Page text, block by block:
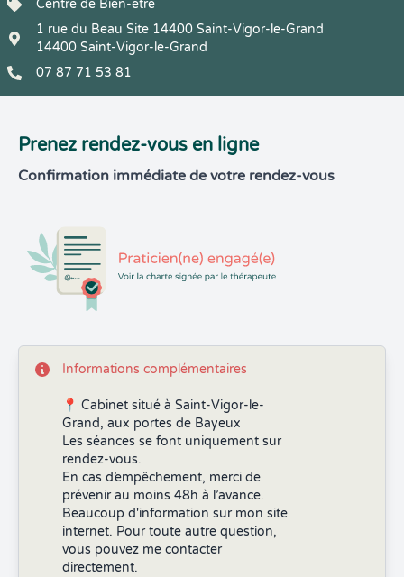
Centre de Bien-être
1 rue du Beau Site 14400 Saint-Vigor-le-Grand
14400 Saint-Vigor-le-Grand
07 87 71 53 81
Prenez rendez-vous en ligne
Confirmation immédiate de votre rendez-vous
Informations complémentaires
📍 Cabinet situé à Saint-Vigor-le-
Grand, aux portes de Bayeux
Les séances se font uniquement sur
rendez-vous.
En cas d’empêchement, merci de
prévenir au moins 48h à l’avance.
Beaucoup d'information sur mon site
internet. Pour toute autre question,
vous pouvez me contacter
directement.